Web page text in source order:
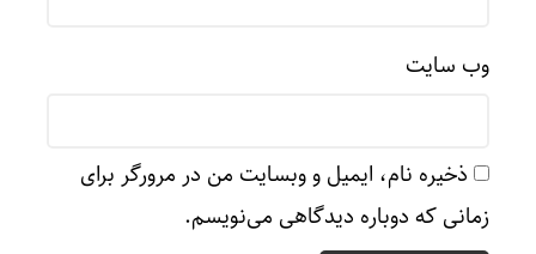
وب‌ سایت
ذخیره نام، ایمیل و وبسایت من در مرورگر برای
زمانی که دوباره دیدگاهی می‌نویسم.